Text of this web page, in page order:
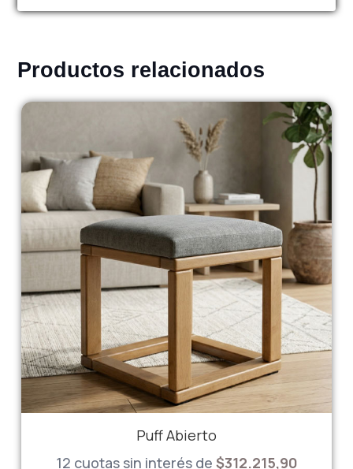
Productos relacionados
Puff Abierto
12 cuotas sin interés de $312.215,90